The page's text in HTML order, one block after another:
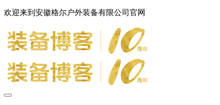
欢迎来到安徽格尔户外装备有限公司官网